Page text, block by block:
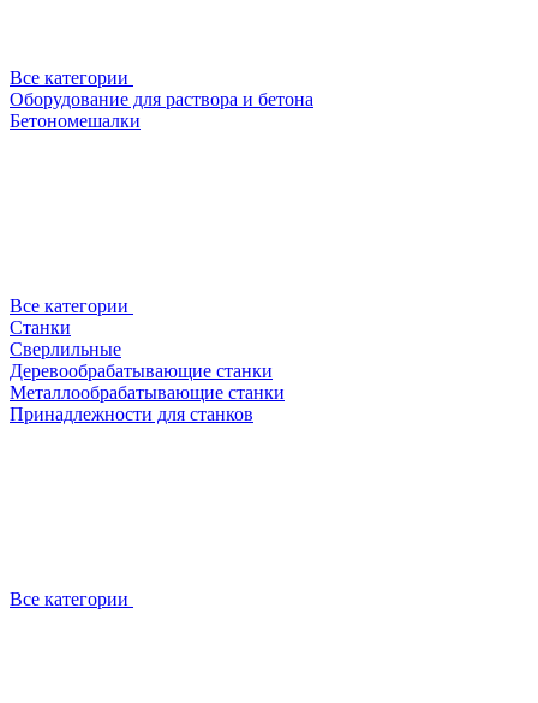
Все категории
Оборудование для раствора и бетона
Бетономешалки
Все категории
Станки
Сверлильные
Деревообрабатывающие станки
Металлообрабатывающие станки
Принадлежности для станков
Все категории